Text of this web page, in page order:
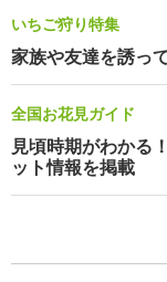
いちご狩り特集
家族や友達を誘っ
全国お花見ガイド
見頃時期がわかる
ット情報を掲載